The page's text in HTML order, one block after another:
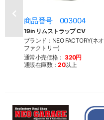
商品番号 003004
19in リムストラップ CV
ブランド：NEO FACTORY(ネオ
ファクトリー)
通常小売価格： 320円
通販在庫数：20以上